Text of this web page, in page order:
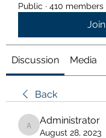
Public · 410 members
Join
Discussion Media
Back
Administrator
Administrator
August 28, 2023